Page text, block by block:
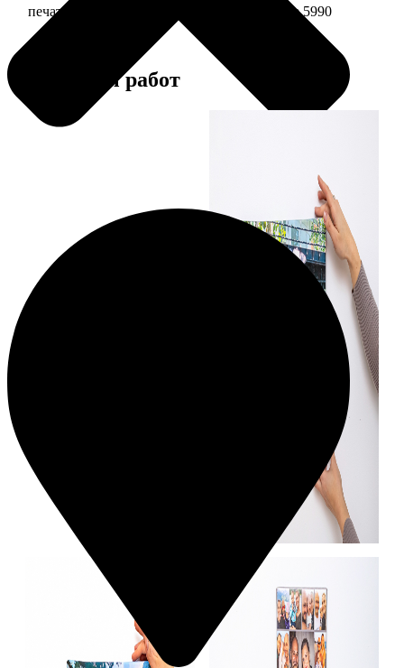
печать фото на холсте 50х70 на подрамнике 5990
Примеры работ